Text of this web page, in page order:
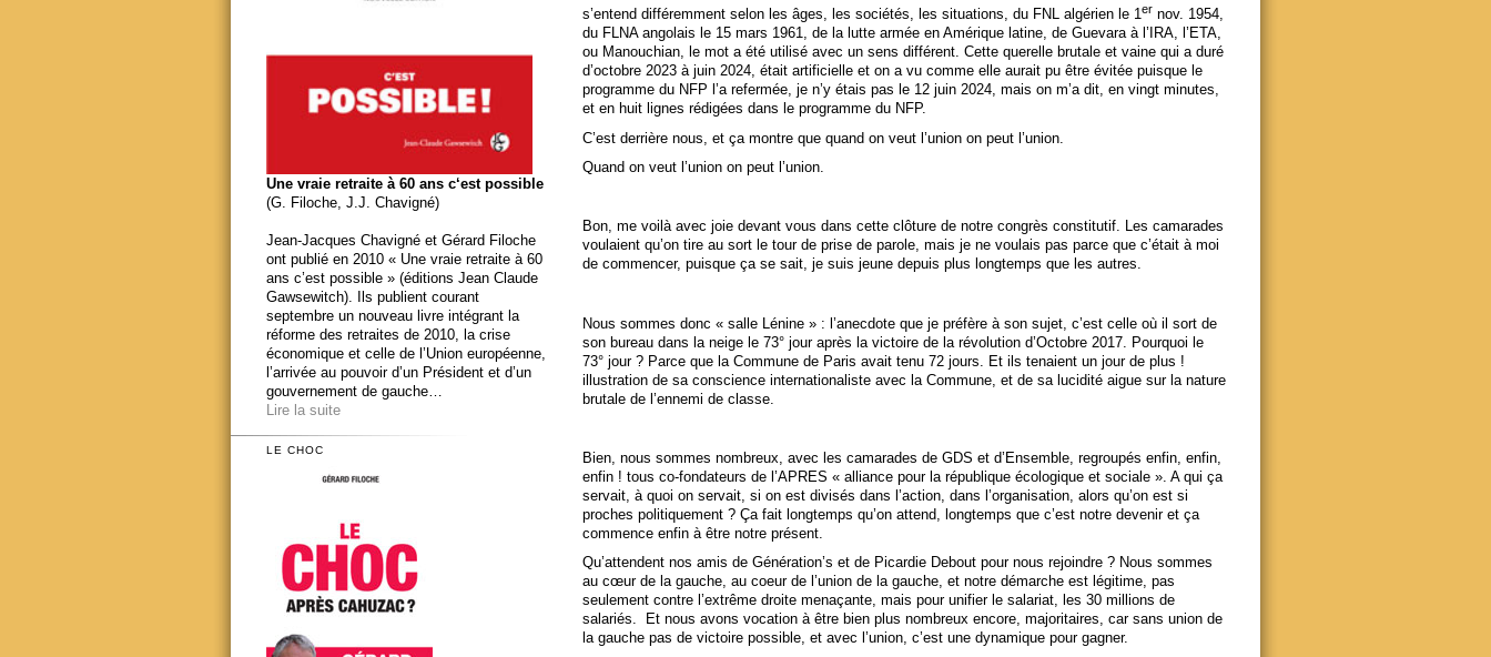
s’entend différemment selon les âges, les sociétés, les situations, du FNL algérien le 1 er nov. 1954,
du FLNA angolais le 15 mars 1961, de la lutte armée en Amérique latine, de Guevara à l’IRA, l’ETA,
ou Manouchian, le mot a été utilisé avec un sens différent. Cette querelle brutale et vaine qui a duré
d’octobre 2023 à juin 2024, était artificielle et on a vu comme elle aurait pu être évitée puisque le
programme du NFP l’a refermée, je n’y étais pas le 12 juin 2024, mais on m’a dit, en vingt minutes,
et en huit lignes rédigées dans le programme du NFP.
C’est derrière nous, et ça montre que quand on veut l’union on peut l’union.
Quand on veut l’union on peut l’union.
Bon, me voilà avec joie devant vous dans cette clôture de notre congrès constitutif. Les camarades
voulaient qu’on tire au sort le tour de prise de parole, mais je ne voulais pas parce que c’était à moi
de commencer, puisque ça se sait, je suis jeune depuis plus longtemps que les autres.
Nous sommes donc « salle Lénine » : l’anecdote que je préfère à son sujet, c’est celle où il sort de
son bureau dans la neige le 73° jour après la victoire de la révolution d’Octobre 2017. Pourquoi le
73° jour ? Parce que la Commune de Paris avait tenu 72 jours. Et ils tenaient un jour de plus !
illustration de sa conscience internationaliste avec la Commune, et de sa lucidité aigue sur la nature
brutale de l’ennemi de classe.
Bien, nous sommes nombreux, avec les camarades de GDS et d’Ensemble, regroupés enfin, enfin,
enfin ! tous co-fondateurs de l’APRES « alliance pour la république écologique et sociale ». A qui ça
servait, à quoi on servait, si on est divisés dans l’action, dans l’organisation, alors qu’on est si
proches politiquement ? Ça fait longtemps qu’on attend, longtemps que c’est notre devenir et ça
commence enfin à être notre présent.
Qu’attendent nos amis de Génération’s et de Picardie Debout pour nous rejoindre ? Nous sommes
au cœur de la gauche, au coeur de l’union de la gauche, et notre démarche est légitime, pas
seulement contre l’extrême droite menaçante, mais pour unifier le salariat, les 30 millions de
salariés. Et nous avons vocation à être bien plus nombreux encore, majoritaires, car sans union de
la gauche pas de victoire possible, et avec l’union, c’est une dynamique pour gagner.
Une vraie retraite à 60 ans c‘est possible
(G. Filoche, J.J. Chavigné)
Jean-Jacques Chavigné et Gérard Filoche
ont publié en 2010 « Une vraie retraite à 60
ans c’est possible » (éditions Jean Claude
Gawsewitch). Ils publient courant
septembre un nouveau livre intégrant la
réforme des retraites de 2010, la crise
économique et celle de l’Union européenne,
l’arrivée au pouvoir d’un Président et d’un
gouvernement de gauche…
Lire la suite
LE CHOC